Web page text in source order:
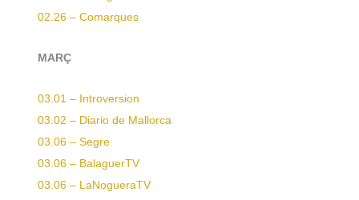
02.26 – Comarques
MARÇ
03.01 – Introversion
03.02 – Diario de Mallorca
03.06 – Segre
03.06 – BalaguerTV
03.06 – LaNogueraTV